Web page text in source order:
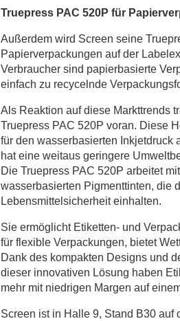
Truepress PAC 520P für
Außerdem wird Screen seine
Papierverpackungen auf der
Verbraucher sind papierbasierte
einfach zu recycelnde
Als Reaktion auf diese Markttrends
Truepress PAC 520P voran. Diese
für den wasserbasierten Inkjetdruck
hat eine weitaus geringere
Die Truepress PAC 520P arbeitet
wasserbasierten Pigmenttinten, die
Lebensmittelsicherheit einhalten.
Sie ermöglicht Etiketten- und
für flexible Verpackungen, bietet
Dank des kompakten Designs und
dieser innovativen Lösung haben
mehr mit niedrigen Margen auf
Screen ist in Halle 9, Stand B30 auf